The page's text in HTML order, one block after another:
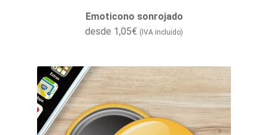
Emoticono sonrojado
desde 1,05€ (IVA incluido)